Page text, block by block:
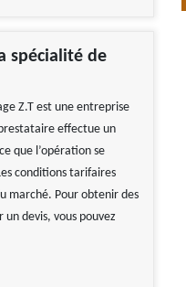
spécialité de
Z.T est une entreprise
effectue un
que l’opération se
conditions tarifaires
marché. Pour obtenir des
devis, vous pouvez